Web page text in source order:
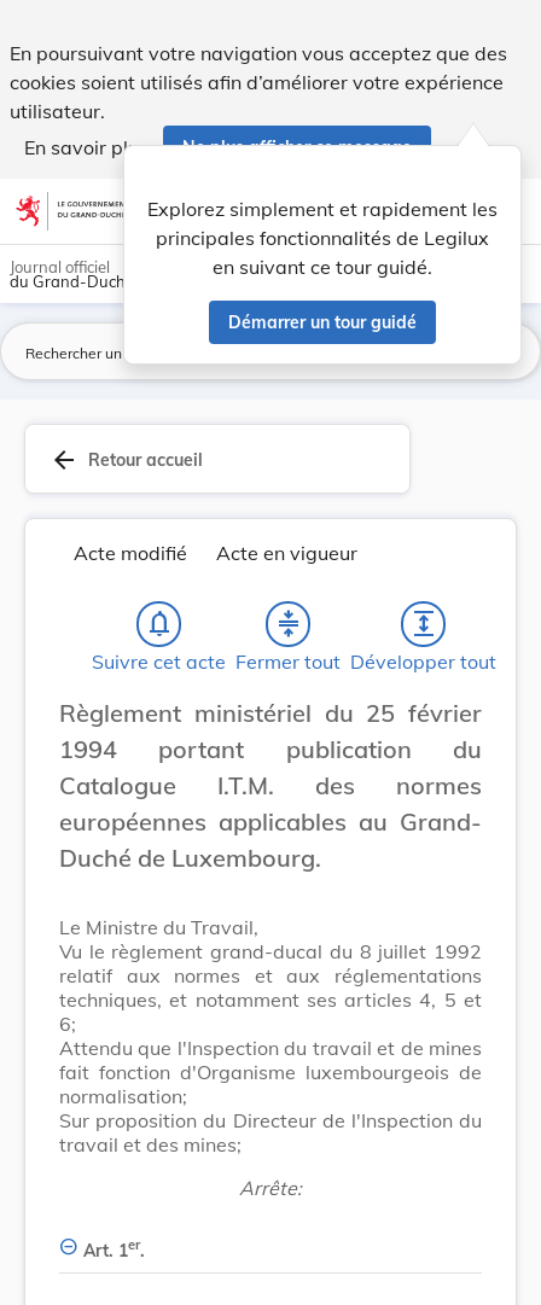
En poursuivant votre navigation vous acceptez que des
cookies soient utilisés afin d’améliorer votre expérience
utilisateur.
En savoir plus
Ne plus afficher ce message
Aller au contenu account_circle help Aide
Explorez simplement et rapidement les
principales fonctionnalités de Legilux
en suivant ce tour guidé.
Démarrer un tour guidé
light_mode dark_mode
Journal officiel
du Grand-Duché de Luxembourg
arrow_back Retour accueil
Acte modifié Acte en vigueur
notifications_none
Suivre cet acte
compress
Fermer tout
expand
Développer tout
Règlement ministériel du 25 février
1994 portant publication du
Catalogue I.T.M. des normes
européennes applicables au Grand-
Duché de Luxembourg.
Le Ministre du Travail,
Vu le règlement grand-ducal du 8 juillet 1992
relatif aux normes et aux réglementations
techniques, et notamment ses articles 4, 5 et
6;
Attendu que l'Inspection du travail et de mines
fait fonction d'Organisme luxembourgeois de
normalisation;
Sur proposition du Directeur de l'Inspection du
travail et des mines;
Arrête:
Art. 1er.